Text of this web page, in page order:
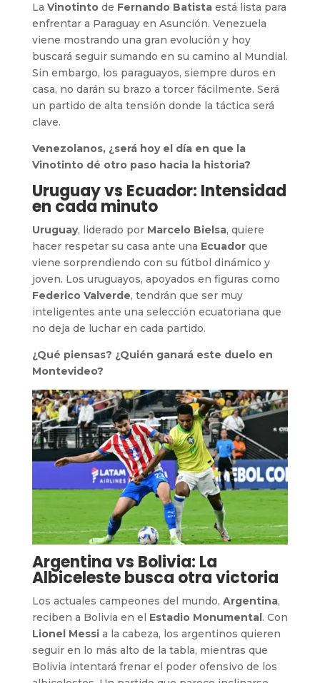
La Vinotintode Fernando Batistaestá lista para
enfrentar a Paraguay en Asunción. Venezuela
viene mostrando una gran evolución y hoy
buscará seguir sumando en su camino al Mundial.
Sin embargo, los paraguayos, siempre duros en
casa, no darán su brazo a torcer fácilmente. Será
un partido de alta tensión donde la táctica será
clave.
Venezolanos, ¿será hoy el día en que la
Vinotinto dé otro paso hacia la historia?
Uruguay vs Ecuador: Intensidad
en cada minuto
Uruguay, liderado por Marcelo Bielsa, quiere
hacer respetar su casa ante una Ecuadorque
viene sorprendiendo con su fútbol dinámico y
joven. Los uruguayos, apoyados en figuras como
Federico Valverde, tendrán que ser muy
inteligentes ante una selección ecuatoriana que
no deja de luchar en cada partido.
¿Qué piensas? ¿Quién ganará este duelo en
Montevideo?
Argentina vs Bolivia: La
Albiceleste busca otra victoria
Los actuales campeones del mundo, Argentina,
reciben a Bolivia en el Estadio Monumental. Con
Lionel Messia la cabeza, los argentinos quieren
seguir en lo más alto de la tabla, mientras que
Bolivia intentará frenar el poder ofensivo de los